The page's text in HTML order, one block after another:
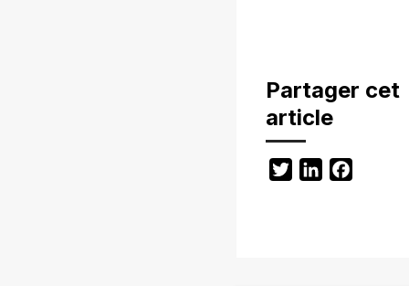
Partager cet
article
TwitterLinkedIn